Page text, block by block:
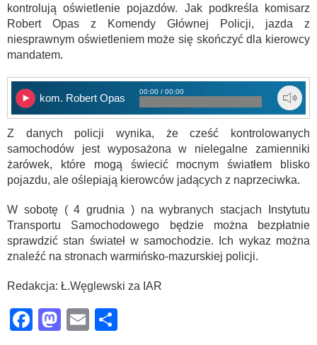
kontrolują oświetlenie pojazdów. Jak podkreśla komisarz
Robert Opas z Komendy Głównej Policji, jazda z
niesprawnym oświetleniem może się skończyć dla kierowcy
mandatem.
kom. Robert Opas
00:00 / 00:00
Z danych policji wynika, że cześć kontrolowanych
samochodów jest wyposażona w nielegalne zamienniki
żarówek, które mogą świecić mocnym światłem blisko
pojazdu, ale oślepiają kierowców jadących z naprzeciwka.
W sobotę ( 4 grudnia ) na wybranych stacjach Instytutu
Transportu Samochodowego będzie można bezpłatnie
sprawdzić stan świateł w samochodzie. Ich wykaz można
znaleźć na stronach warmińsko-mazurskiej policji.
Redakcja: Ł.Węglewski za IAR
Facebook
Mastodon
Email